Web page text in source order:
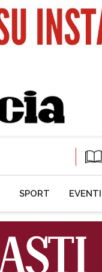
SPORT EVENTI